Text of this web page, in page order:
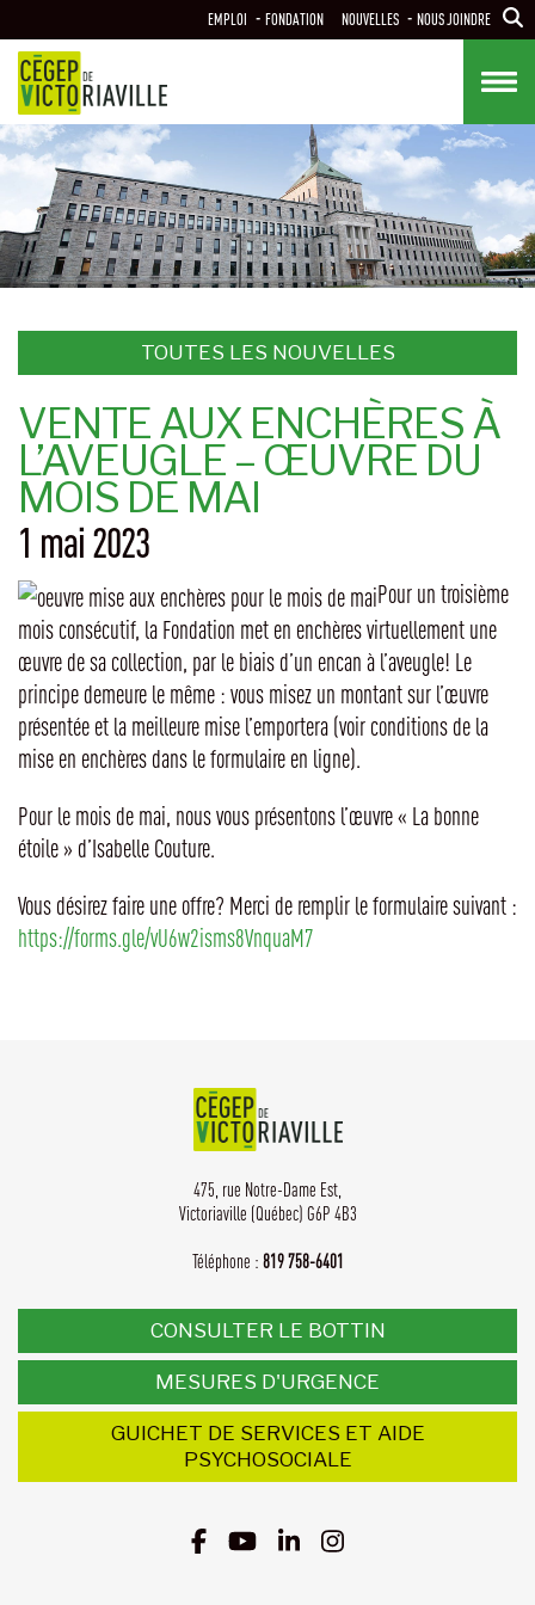
au
contenu
principal
EMPLOI FONDATION NOUVELLES NOUS JOINDRE
TOUTES LES NOUVELLES
VENTE AUX ENCHÈRES À
L’AVEUGLE – ŒUVRE DU
MOIS DE MAI
1 mai 2023
Pour un troisième
mois consécutif, la Fondation met en enchères virtuellement une
œuvre de sa collection, par le biais d’un encan à l’aveugle! Le
principe demeure le même : vous misez un montant sur l’œuvre
présentée et la meilleure mise l’emportera (voir conditions de la
mise en enchères dans le formulaire en ligne).
Pour le mois de mai, nous vous présentons l’œuvre « La bonne
étoile » d’Isabelle Couture.
Vous désirez faire une offre? Merci de remplir le formulaire suivant :
https://forms.gle/vU6w2isms8VnquaM7
475, rue Notre-Dame Est,
Victoriaville (Québec) G6P 4B3
Téléphone :819 758-6401
CONSULTER LE BOTTIN
MESURES D'URGENCE
GUICHET DE SERVICES ET AIDE
PSYCHOSOCIALE